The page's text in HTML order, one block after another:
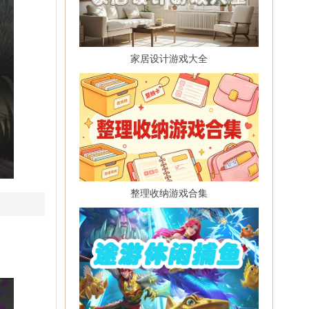
家居设计游戏大全
整理收纳游戏合集